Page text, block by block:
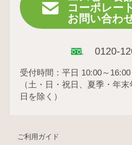
コーポレー
お問い合わ
0120-
受付時間：平日 10:00～16:00
（土・日・祝日、夏季・年
日を除く）
ご利用ガイド